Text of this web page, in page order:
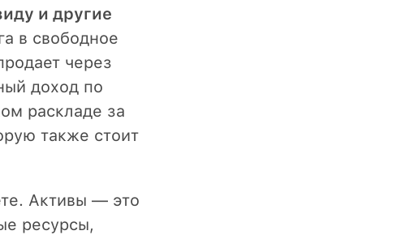
и другие
в свободное
через
доход по
раскладе за
также стоит
Активы — это
ресурсы,